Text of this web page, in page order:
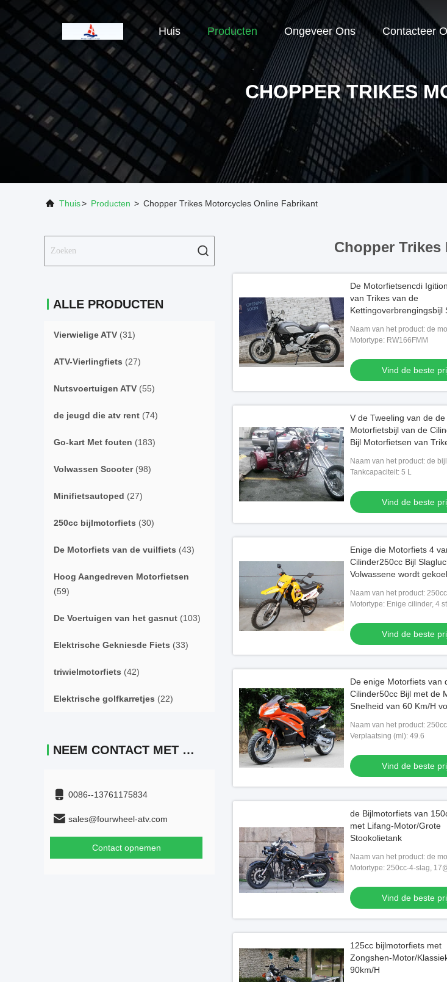
Huis Producten Ongeveer Ons Contacteer
CHOPPER TRIKES
Thuis> Producten > Chopper Trikes Motorcycles Online Fabrikant
ALLE PRODUCTEN
Vierwielige ATV (31)
ATV-Vierlingfiets (27)
Nutsvoertuigen ATV (55)
de jeugd die atv rent (74)
Go-kart Met fouten (183)
Volwassen Scooter(98)
Minifietsautoped (27)
250cc bijlmotorfiets (30)
De Motorfiets van de vuilfiets (43)
Hoog Aangedreven Motorfietsen
(59)
De Voertuigen van het gasnut (103)
Elektrische Gekniesde Fiets (33)
triwielmotorfiets (42)
Elektrische golfkarretjes (22)
NEEM CONTACT MET ONS OP
0086--13761175834
sales@fourwheel-atv.com
Contact opnemen
Chopper Trikes
De Motorfietsencdi
van Trikes van de
Kettingoverbrengingsbijl
Naam van het product: de
250cc bobber
Motortype: RW166FMM
Vind de beste
V de Tweeling van de de
Motorfietsbijl van de
Bijl Motorfietsen van
Naam van het product: de
trike
Tankcapaciteit: 5 L
Vind de beste
Enige die Motorfiets 4
Cilinder250cc Bijl
Volwassene wordt
Naam van het product: 250cc
bijlmotorfiets
Motortype: Enige cilinder, 4
Vind de beste
De enige Motorfiets van
Cilinder50cc Bijl met de
Snelheid van 60 Km/H
Naam van het product: 250cc
bijlmotorfiets
Verplaatsing (ml): 49.6
Vind de beste
de Bijlmotorfiets van
met Lifang-Motor/Grote
Stookolietank
Naam van het product: de
250cc bobber
Motortype: 250cc-4-slag,
Vind de beste
125cc bijlmotorfiets met
Zongshen-Motor/
90km/H